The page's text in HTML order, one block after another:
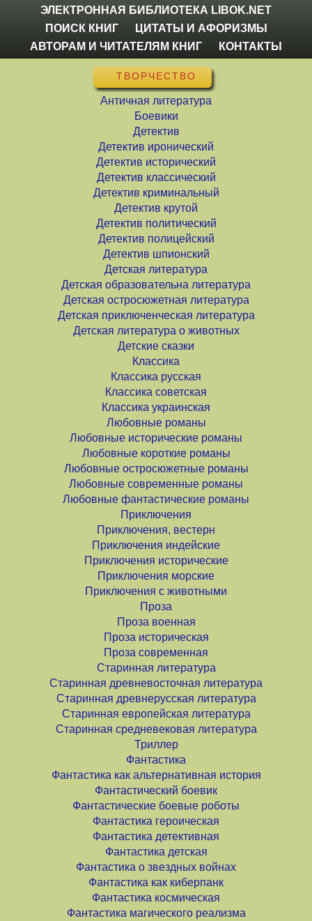
ЭЛЕКТРОННАЯ БИБЛИОТЕКА LIBOK.NET
ПОИСК КНИГ
ЦИТАТЫ И АФОРИЗМЫ
АВТОРАМ И ЧИТАТЕЛЯМ КНИГ
КОНТАКТЫ
ТВОРЧЕСТВО
Античная литература
Боевики
Детектив
Детектив иронический
Детектив исторический
Детектив классический
Детектив криминальный
Детектив крутой
Детектив политический
Детектив полицейский
Детектив шпионский
Детская литература
Детская образовательна литература
Детская остросюжетная литература
Детская приключенческая литература
Детская литература о животных
Детские сказки
Классика
Классика русская
Классика советская
Классика украинская
Любовные романы
Любовные исторические романы
Любовные короткие романы
Любовные остросюжетные романы
Любовные современные романы
Любовные фантастические романы
Приключения
Приключения, вестерн
Приключения индейские
Приключения исторические
Приключения морские
Приключения с животными
Проза
Проза военная
Проза историческая
Проза современная
Старинная литература
Старинная древневосточная литература
Старинная древнерусская литература
Старинная европейская литература
Старинная средневековая литература
Триллер
Фантастика
Фантастика как альтернативная история
Фантастический боевик
Фантастические боевые роботы
Фантастика героическая
Фантастика детективная
Фантастика детская
Фантастика о звездных войнах
Фантастика как киберпанк
Фантастика космическая
Фантастика магического реализма